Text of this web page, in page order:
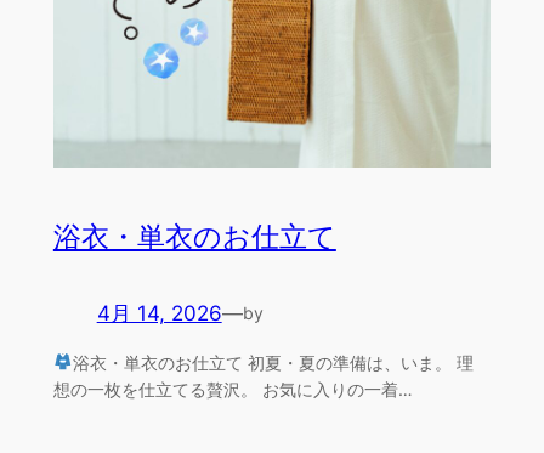
浴衣・単衣のお仕立て
4月 14, 2026—by
浴衣・単衣のお仕立て 初夏・夏の準備は、いま。 理
想の一枚を仕立てる贅沢。 お気に入りの一着…